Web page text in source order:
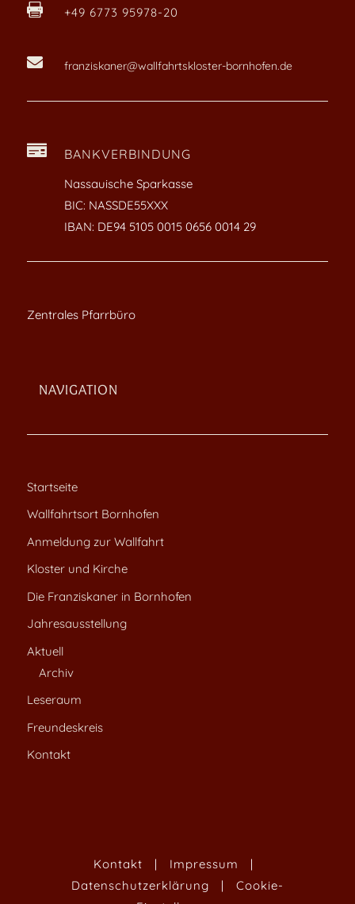
 +49 6773 95978-20
 franziskaner@wallfahrtskloster-bornhofen.de
 BANKVERBINDUNG
Nassauische Sparkasse
BIC: NASSDE55XXX
IBAN: DE94 5105 0015 0656 0014 29
Zentrales Pfarrbüro
NAVIGATION
Startseite
Wallfahrtsort Bornhofen
Anmeldung zur Wallfahrt
Kloster und Kirche
Die Franziskaner in Bornhofen
Jahresausstellung
Aktuell
Archiv
Leseraum
Freundeskreis
Kontakt
Kontakt | Impressum
|
Datenschutzerklärung | Cookie-